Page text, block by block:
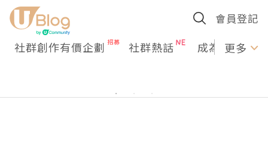
會員登記
社群創作有價企劃 社群熱話 成為U更多